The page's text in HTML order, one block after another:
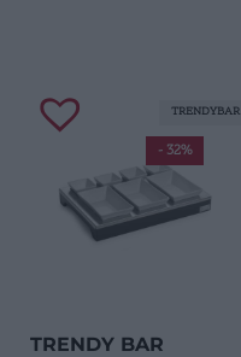
TRENDY BAR
- 32%
TRENDYBAR